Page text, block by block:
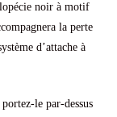
noir à motif
la perte
d’attache à
portez-le par-dessus